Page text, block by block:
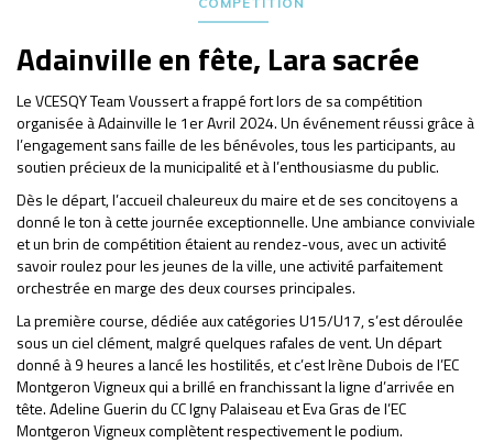
Adainville en fête, Lara sacrée
Le VCESQY Team Voussert a frappé fort lors de sa compétition
organisée à Adainville le 1er Avril 2024. Un événement réussi grâce à
l’engagement sans faille de les bénévoles, tous les participants, au
soutien précieux de la municipalité et à l’enthousiasme du public.
Dès le départ, l’accueil chaleureux du maire et de ses concitoyens a
donné le ton à cette journée exceptionnelle. Une ambiance conviviale
et un brin de compétition étaient au rendez-vous, avec un activité
savoir roulez pour les jeunes de la ville, une activité parfaitement
orchestrée en marge des deux courses principales.
La première course, dédiée aux catégories U15/U17, s’est déroulée
sous un ciel clément, malgré quelques rafales de vent. Un départ
donné à 9 heures a lancé les hostilités, et c’est Irène Dubois de l’EC
Montgeron Vigneux qui a brillé en franchissant la ligne d’arrivée en
tête. Adeline Guerin du CC Igny Palaiseau et Eva Gras de l’EC
Montgeron Vigneux complètent respectivement le podium.